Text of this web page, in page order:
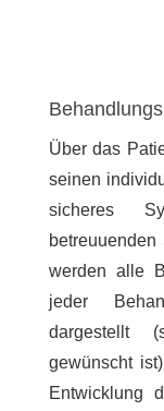
Über das
seinen
sicheres
werden alle
jeder
dargestellt
gewünscht
Entwicklung